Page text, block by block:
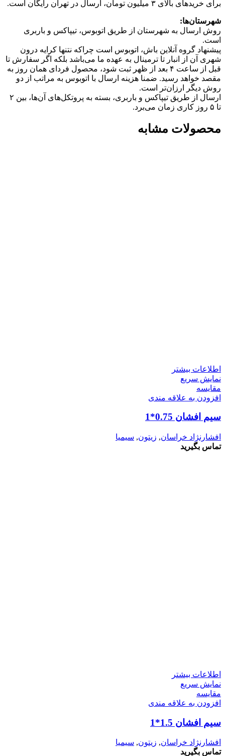
برای خریدهای بالای ۳ میلیون تومان، ارسال در تهران رایگان است.
شهرستان‌ها:
روش ارسال به شهرستان از طریق اتوبوس، تیپاکس و باربری
است.
پیشنهاد گروه آنلاین باش، اتوبوس است چرا‌که نتنها کرایه درون
شهری آن از انبار تا ترمینال به عهده ما می‌باشد بلکه اگر سفارش تا
قبل از ساعت ۴ بعد از ظهر ثبت شود، محصول فردای همان روز به
مقصد خواهد رسید. ضمنا هزینه ارسال با اتوبوس به مراتب از دو
روش دیگر ارزان‌تر است.
ارسال از طریق تیپاکس و باربری، بسته به پروتکل‌های آن‌ها، بین ۲
تا ۵ روز کاری زمان می‌برد.
محصولات مشابه
اطلاعات بیشتر
نمایش سریع
مقايسه
افزودن به علاقه مندی
سیم افشان 0.75*1
افشارنژاد خراسان, زیتون, سیمیا
تماس بگیرید
اطلاعات بیشتر
نمایش سریع
مقايسه
افزودن به علاقه مندی
سیم افشان 1.5*1
افشارنژاد خراسان, زیتون, سیمیا
تماس بگیرید